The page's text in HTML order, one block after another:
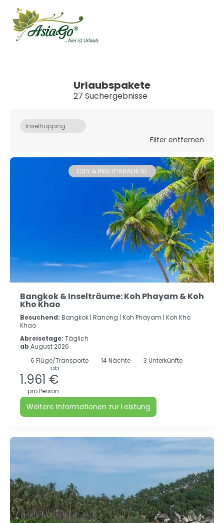
Urlaubspakete
27 Suchergebnisse
Inselhopping
Filter entfernen
CITY & INSELPARADIESE
Bangkok & Inselträume: Koh Phayam & Koh
Kho Khao
Besuchend: Bangkok | Ranong | Koh Phayam | Koh Kho
Khao
Abreisetage: Täglich
ab August 2026
6 Flüge/Transporte 14Nächte
3 Unterkünfte
ab
1.961 €
pro Person
Weitere Informationen zur Leistung